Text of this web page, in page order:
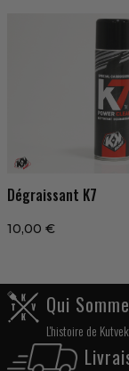
Dégraissant K7
10,00 €
Qui
L'histoire de Kutvek